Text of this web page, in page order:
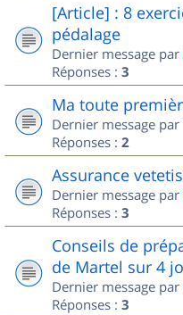
[Article] : 8
pédalage
Dernier message par
Réponses : 3
Ma toute
Dernier message par
Réponses : 2
Assurance
Dernier message par
Réponses : 3
Conseils de
de Martel sur 4
Dernier message par
Réponses : 3